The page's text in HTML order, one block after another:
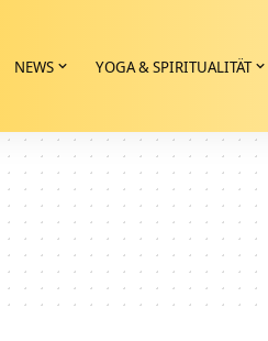
NEWS YOGA & SPIRITUALITÄT